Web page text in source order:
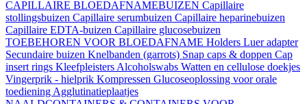
CAPILLAIRE BLOEDAFNAMEBUIZEN Capillaire
stollingsbuizen Capillaire serumbuizen Capillaire heparinebuizen
Capillaire EDTA-buizen Capillaire glucosebuizen
TOEBEHOREN VOOR BLOEDAFNAME Holders Luer adapter
Secundaire buizen Knelbanden (garrots) Snap caps & doppen Cap
insert rings Kleefpleisters Alcoholswabs Watten en cellulose doekjes
Vingerprik - hielprik Kompressen Glucoseoplossing voor orale
toediening Agglutinatieplaatjes